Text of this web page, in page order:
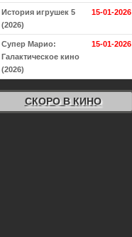
История игрушек 5
(2026)
15-01-2026
Супер Марио:
Галактическое кино
(2026)
15-01-2026
СКОРО В КИНО